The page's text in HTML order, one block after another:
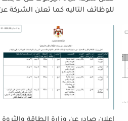
للوظائف التاليه كما تعلن الشركة
حتى نهاية دوام يوم الخميس
الموافق2026/5/21 القادم، حرصًا منها
على إتاحة الفرصة الكافية أمام
الجميع لاستكمال إجراءات التقديم.